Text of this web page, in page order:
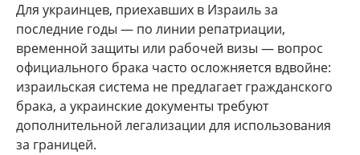
Для украинцев, приехавших в Израиль за
последние годы — по линии репатриации,
временной защиты или рабочей визы — вопрос
официального брака часто осложняется вдвойне:
израильская система не предлагает гражданского
брака, а украинские документы требуют
дополнительной легализации для использования
за границей.